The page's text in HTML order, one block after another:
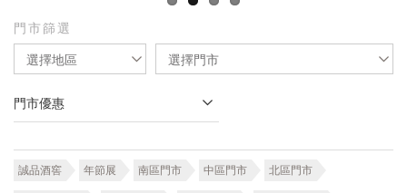
門市篩選
選擇地區 選擇門市
門市優惠
誠品酒窖 年節展 南區門市 中區門市 北區門市